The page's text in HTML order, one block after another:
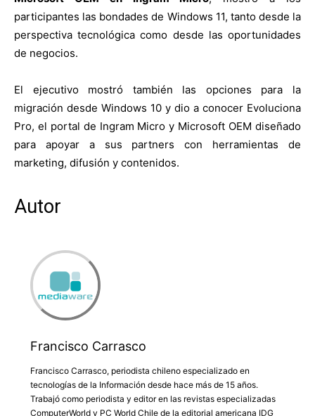
participantes las bondades de Windows 11, tanto desde la
perspectiva tecnológica como desde las oportunidades
de negocios.
El ejecutivo mostró también las opciones para la
migración desde Windows 10 y dio a conocer Evoluciona
Pro, el portal de Ingram Micro y Microsoft OEM diseñado
para apoyar a sus partners con herramientas de
marketing, difusión y contenidos.
Autor
Francisco Carrasco
Francisco Carrasco, periodista chileno especializado en
tecnologías de la Información desde hace más de 15 años.
Trabajó como periodista y editor en las revistas especializadas
ComputerWorld y PC World Chile de la editorial americana IDG